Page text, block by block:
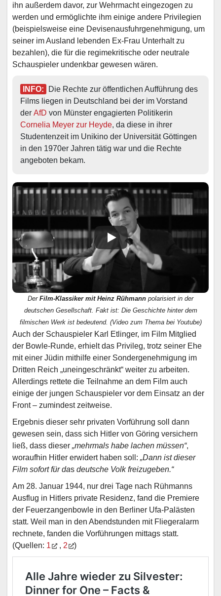
ihn außerdem davor, zur Wehrmacht eingezogen zu
werden und ermöglichte ihm einige andere Privilegien
(beispielsweise eine Devisenausfuhrgenehmigung, um
seiner im Ausland lebenden Ex-Frau Unterhalt zu
bezahlen), die für die regimekritische oder neutrale
Schauspieler undenkbar gewesen wären.
INFO:
Die Rechte zur öffentlichen Aufführung des
Films liegen in Deutschland bei der im Vorstand
der AfD
Cornelia Meyer zur Heyde, da diese in ihrer
Studentenzeit im Unikino der Universität Göttingen
in den 1970er Jahren tätig war und die Rechte
angeboten bekam.
Der Film-Klassiker mit Heinz Rühmann polarisiert in der
deutschen Gesellschaft. Fakt ist: Die Geschichte hinter dem
filmischen Werk ist bedeutend. (Video zum Thema bei Youtube)
Auch der Schauspieler Karl Etlinger, im Film Mitglied
der Bowle-Runde, erhielt das Privileg, trotz seiner Ehe
mit einer Jüdin mithilfe einer Sondergenehmigung im
Dritten Reich „uneingeschränkt“ weiter zu arbeiten.
Allerdings rettete die Teilnahme an dem Film auch
einige der jungen Schauspieler vor dem Einsatz an der
Front – zumindest zeitweise.
Ergebnis dieser sehr privaten Vorführung soll dann
gewesen sein, dass sich Hitler von Göring versichern
ließ, dass dieser „mehrmals habe lachen müssen“,
woraufhin Hitler erwidert haben soll: „Dann ist dieser
Film sofort für das deutsche Volk freizugeben.“
Am 28. Januar 1944, nur drei Tage nach Rühmanns
Ausflug in Hitlers private Residenz, fand die Premiere
der Feuerzangenbowle in den Berliner Ufa-Palästen
statt. Weil man in den Abendstunden mit Fliegeralarm
rechnete, fanden die Vorführungen mittags statt.
(Quellen: 1 , 2 )